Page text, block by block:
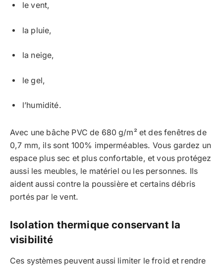
le vent,
la pluie,
la neige,
le gel,
l’humidité.
Avec une bâche PVC de 680 g/m² et des fenêtres de
0,7 mm, ils sont 100% imperméables. Vous gardez un
espace plus sec et plus confortable, et vous protégez
aussi les meubles, le matériel ou les personnes. Ils
aident aussi contre la poussière et certains débris
portés par le vent.
Isolation thermique conservant la
visibilité
Ces systèmes peuvent aussi limiter le froid et rendre